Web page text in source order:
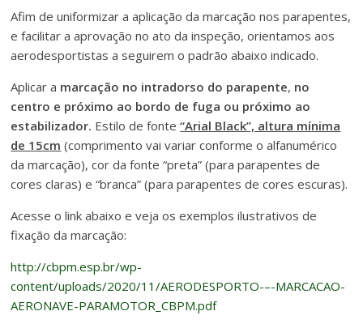
Afim de uniformizar a aplicação da marcação nos parapentes,
e facilitar a aprovação no ato da inspeção, orientamos aos
aerodesportistas a seguirem o padrão abaixo indicado.
Aplicar a marcação no intradorso do parapente, no
centro e próximo ao bordo de fuga ou próximo ao
estabilizador. Estilo de fonte“Arial Black”, altura mínima
de 15cm (comprimento vai variar conforme o alfanumérico
da marcação), cor da fonte “preta” (para parapentes de
cores claras) e “branca” (para parapentes de cores escuras).
Acesse o link abaixo e veja os exemplos ilustrativos de
fixação da marcação:
http://cbpm.esp.br/wp-
content/uploads/2020/11/AERODESPORTO-–-MARCACAO-
AERONAVE-PARAMOTOR_CBPM.pdf